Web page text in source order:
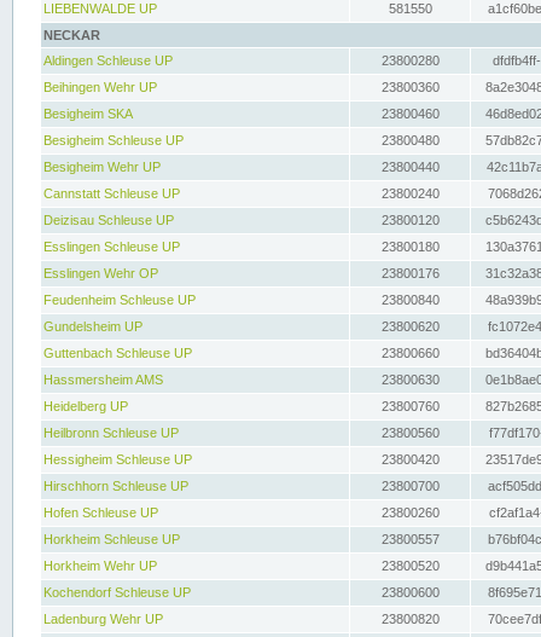
LIEBENWALDE UP
581550
NECKAR
Aldingen Schleuse UP
23800280
Beihingen Wehr UP
23800360
Besigheim SKA
23800460
Besigheim Schleuse UP
23800480
Besigheim Wehr UP
23800440
Cannstatt Schleuse UP
23800240
Deizisau Schleuse UP
23800120
Esslingen Schleuse UP
23800180
Esslingen Wehr OP
23800176
Feudenheim Schleuse UP
23800840
Gundelsheim UP
23800620
Guttenbach Schleuse UP
23800660
Hassmersheim AMS
23800630
Heidelberg UP
23800760
Heilbronn Schleuse UP
23800560
Hessigheim Schleuse UP
23800420
Hirschhorn Schleuse UP
23800700
Hofen Schleuse UP
23800260
Horkheim Schleuse UP
23800557
Horkheim Wehr UP
23800520
Kochendorf Schleuse UP
23800600
Ladenburg Wehr UP
23800820